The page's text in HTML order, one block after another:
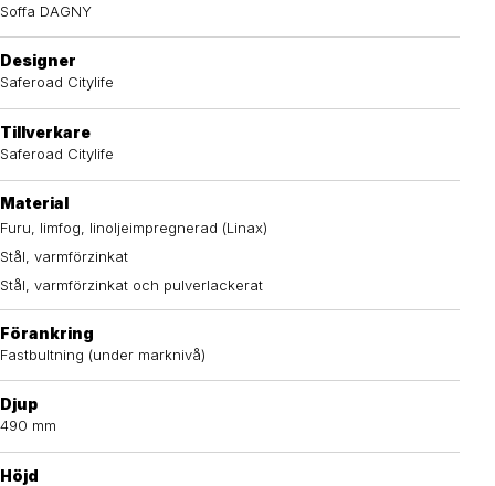
Soffa DAGNY
Designer
Saferoad Citylife
Tillverkare
Saferoad Citylife
Material
Furu, limfog, linoljeimpregnerad (Linax)
Stål, varmförzinkat
Stål, varmförzinkat och pulverlackerat
Förankring
Fastbultning (under marknivå)
Djup
490 mm
Höjd